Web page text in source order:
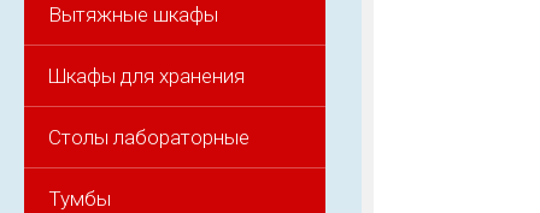
Вытяжные шкафы
Шкафы для хранения
Столы лабораторные
Тумбы